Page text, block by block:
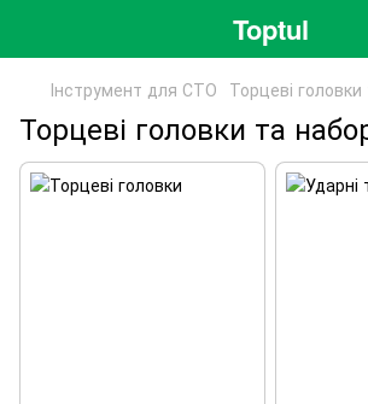
Toptul
Інструмент для СТО Торцеві
Торцеві головки та